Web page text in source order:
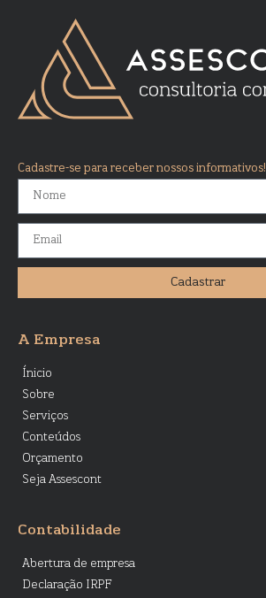
Cadastre-se para receber nossos informativos!
Cadastrar
A Empresa
Ínicio
Sobre
Serviços
Conteúdos
Orçamento
Seja Assescont
Contabilidade
Abertura de empresa
Declaração IRPF